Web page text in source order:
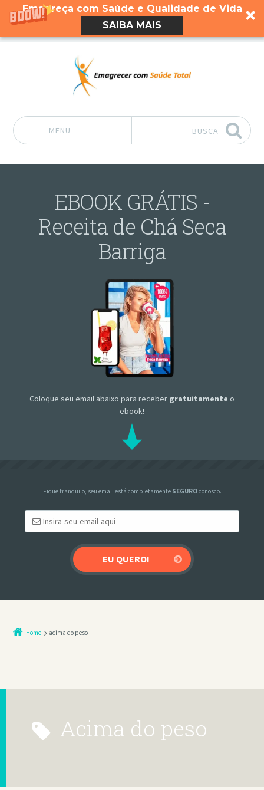
Emagreça com Saúde e Qualidade de Vida
SAIBA MAIS
MENU BUSCA
EBOOK GRÁTIS -
Receita de Chá Seca
Barriga
Coloque seu email abaixo para receber gratuitamente o
ebook!
Fique tranquilo, seu email está completamente SEGUROconosco.
Home acima do peso
acima do peso